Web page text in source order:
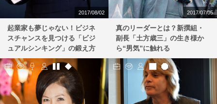
2017/08/02
起業家も夢じゃない！ビジネ
スチャンスを見つける「ビジ
ュアルシンキング」の鍛え方
2017/07/05
真のリーダーとは？新撰組・
副長「土方歳三」の生き様か
ら“男気”に触れる